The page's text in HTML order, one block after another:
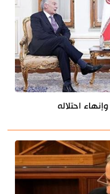
احتلاله